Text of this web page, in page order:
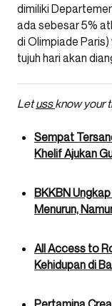
dimiliki
ada sebesar 5%
di Olimpiade
tujuh hari akan
Letussknow your
Sempat
Khelif Ajukan
BKKBN
Menurun,
All Access to
Kehidupan di